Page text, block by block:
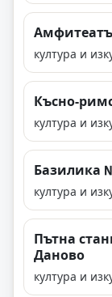
култура и
Късно-
култура и
Базилика
култура и
Пътна
Даново
култура и